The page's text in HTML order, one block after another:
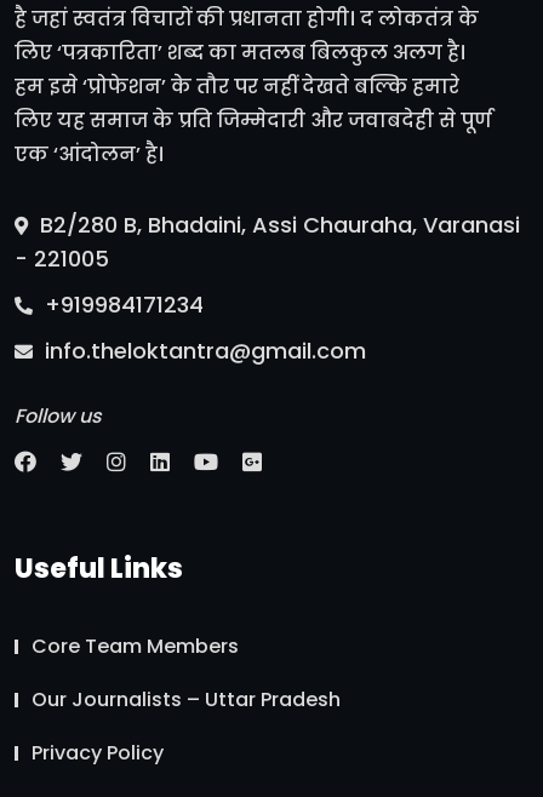
है जहां स्वतंत्र विचारों की प्रधानता होगी। द लोकतंत्र के
लिए ‘पत्रकारिता’ शब्द का मतलब बिलकुल अलग है।
हम इसे ‘प्रोफेशन’ के तौर पर नहीं देखते बल्कि हमारे
लिए यह समाज के प्रति जिम्मेदारी और जवाबदेही से पूर्ण
एक ‘आंदोलन’ है।
B2/280 B, Bhadaini, Assi Chauraha, Varanasi
- 221005
+919984171234
info.theloktantra@gmail.com
Follow us
Useful Links
Core Team Members
Our Journalists – Uttar Pradesh
Privacy Policy